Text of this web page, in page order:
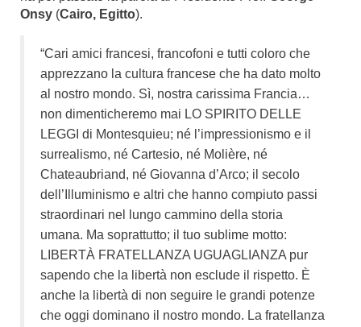
Onsy (Cairo, Egitto).
“Cari amici francesi, francofoni e tutti coloro che
apprezzano la cultura francese che ha dato molto
al nostro mondo. Sì, nostra carissima Francia…
non dimenticheremo mai LO SPIRITO DELLE
LEGGI di Montesquieu; né l’impressionismo e il
surrealismo, né Cartesio, né Molière, né
Chateaubriand, né Giovanna d’Arco; il secolo
dell’Illuminismo e altri che hanno compiuto passi
straordinari nel lungo cammino della storia
umana. Ma soprattutto; il tuo sublime motto:
LIBERTÀ FRATELLANZA UGUAGLIANZA pur
sapendo che la libertà non esclude il rispetto. È
anche la libertà di non seguire le grandi potenze
che oggi dominano il nostro mondo. La fratellanza